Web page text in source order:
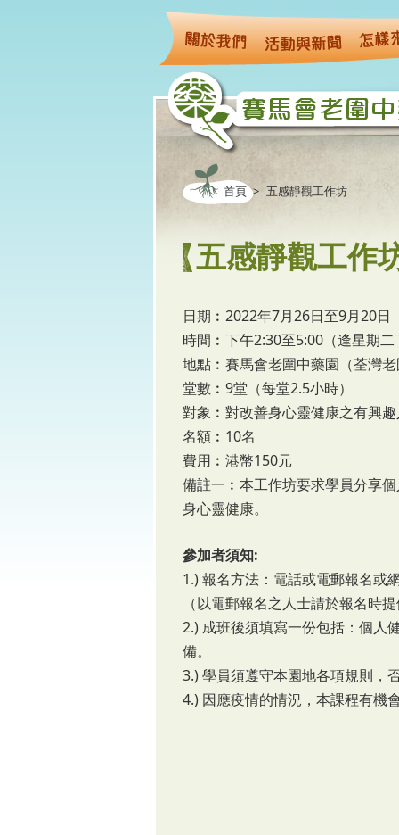
首頁 > 五感靜觀工作坊
五感靜觀工作
日期︰2022年7月26日至9月20日
時間︰下午2:30至5:00（逢星期二
地點︰賽馬會老圍中藥園（荃灣
堂數︰9堂（每堂2.5小時）
對象︰對改善身心靈健康之有興
名額︰10名
費用︰港幣150元
備註一︰本工作坊要求學員分享
身心靈健康。
參加者須知:
1.) 報名方法：電話或電郵報名或
（以電郵報名之人士請於報名時
2.) 成班後須填寫一份包括：個人
備。
3.) 學員須遵守本園地各項規則，
4.) 因應疫情的情況，本課程有機